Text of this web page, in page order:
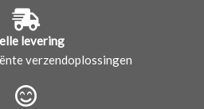
levering
verzendoplossingen